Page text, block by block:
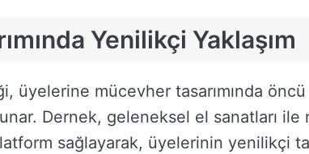
Yenilikçi Yaklaşım
üyelerine mücevher tasarımında öncü
Dernek, geleneksel el sanatları ile
sağlayarak, üyelerinin yenilikçi